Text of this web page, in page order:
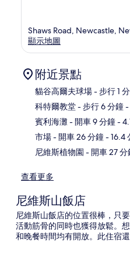
Shaws Road, Newcastle,
顯示地圖
附近景點
貓谷高爾夫球場- 步行 1
科特爾教堂- 步行 6 分鐘-
賓利海灘- 開車 9 分鐘-
市場- 開車 26 分鐘- 16.4
尼維斯植物園 - 開車 27 分
查看更多
尼維斯山飯店
尼維斯山飯店的位置很棒，只
活動筋骨的同時也獲得放鬆。
和晚餐時間均有開放。此住宿